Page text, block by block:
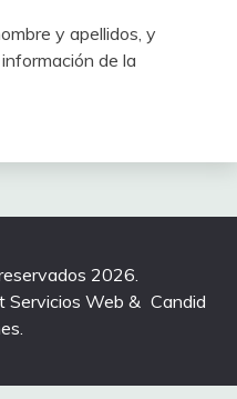
y apellidos, y
de la
2026.
Servicios Web & Candid
.